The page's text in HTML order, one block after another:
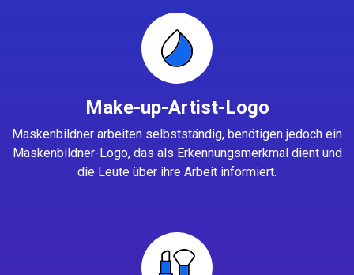
Make-up-Artist-Logo
Maskenbildner arbeiten selbstständig, benötigen jedoch ein
Maskenbildner-Logo, das als Erkennungsmerkmal dient und
die Leute über ihre Arbeit informiert.